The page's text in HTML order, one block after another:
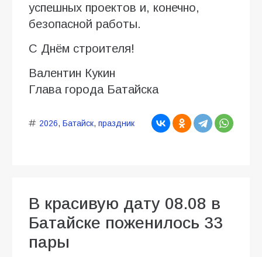
успешных проектов и, конечно,
безопасной работы.
С Днём строителя!
Валентин Кукин
Глава города Батайска
2026, Батайск, праздник
В красивую дату 08.08 в
Батайске поженилось 33
пары